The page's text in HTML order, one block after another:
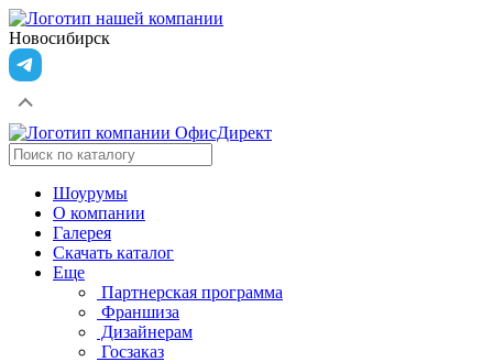
Новосибирск
Шоурумы
О компании
Галерея
Скачать каталог
Еще
Партнерская программа
Франшиза
Дизайнерам
Госзаказ